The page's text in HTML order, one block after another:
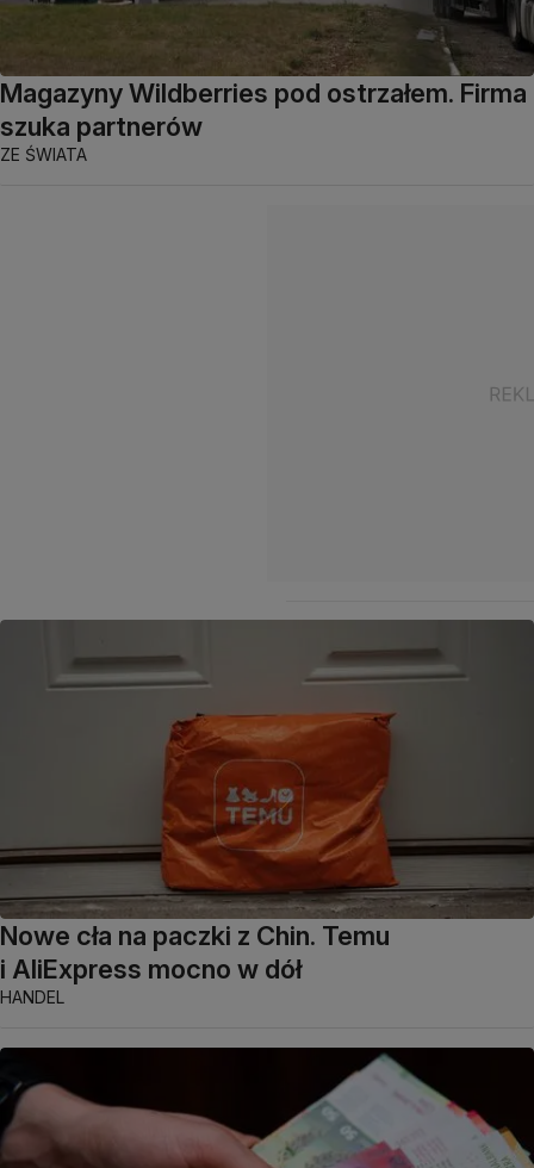
Magazyny Wildberries pod ostrzałem. Firma
szuka partnerów
ZE ŚWIATA
Nowe cła na paczki z Chin. Temu
i AliExpress mocno w dół
HANDEL